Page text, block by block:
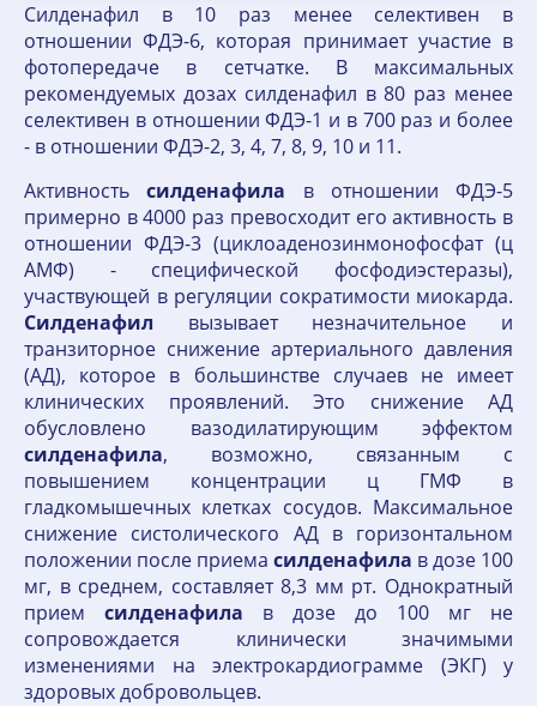
Силденафил в 10 раз менее селективен в
отношении ФДЭ-6, которая принимает участие в
фотопередаче в сетчатке. В максимальных
рекомендуемых дозах силденафил в 80 раз менее
селективен в отношении ФДЭ-1 и в 700 раз и более
- в отношении ФДЭ-2, 3, 4, 7, 8, 9, 10 и 11.
Активностьсилденафила в отношении ФДЭ-5
примерно в 4000 раз превосходит его активность в
отношении ФДЭ-3 (циклоаденозинмонофосфат (ц
АМФ) - специфической фосфодиэстеразы),
участвующей в регуляции сократимости миокарда.
Силденафил вызывает незначительное и
транзиторное снижение артериального давления
(АД), которое в большинстве случаев не имеет
клинических проявлений. Это снижение АД
обусловлено вазодилатирующим эффектом
силденафила, возможно, связанным с
повышением концентрации ц ГМФ в
гладкомышечных клетках сосудов. Максимальное
снижение систолического АД в горизонтальном
положении после приема силденафила в дозе 100
мг, в среднем, составляет 8,3 мм рт. Однократный
прием силденафила в дозе до 100 мг не
сопровождается клинически значимыми
изменениями на электрокардиограмме (ЭКГ) у
здоровых добровольцев.